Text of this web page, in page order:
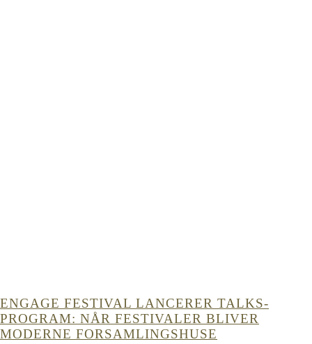
ENGAGE FESTIVAL LANCERER TALKS-
PROGRAM: NÅR FESTIVALER BLIVER
MODERNE FORSAMLINGSHUSE